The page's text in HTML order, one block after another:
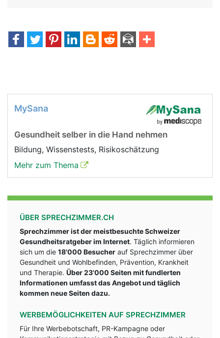
MySana
Gesundheit selber in die Hand nehmen
Bildung, Wissenstests, Risikoschätzung
Mehr zum Thema
ÜBER SPRECHZIMMER.CH
Sprechzimmer ist der meistbesuchte Schweizer
Gesundheitsratgeber im Internet. Täglich informieren
sich um die 18'000 Besucher auf Sprechzimmer über
Gesundheit und Wohlbefinden, Prävention, Krankheit
und Therapie. Über 23'000 Seiten mit fundlerten
Informationen umfasst das Angebot und täglich
kommen neue Seiten dazu.
WERBEMÖGLICHKEITEN AUF SPRECHZIMMER
Für Ihre Werbebotschaft, PR-Kampagne oder